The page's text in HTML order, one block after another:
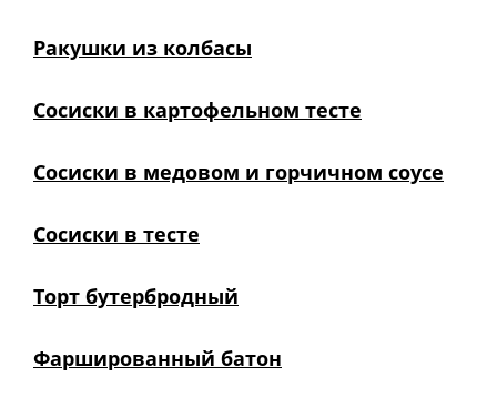
Ракушки из колбасы
Сосиски в картофельном тесте
Сосиски в медовом и горчичном соусе
Сосиски в тесте
Торт бутербродный
Фаршированный батон